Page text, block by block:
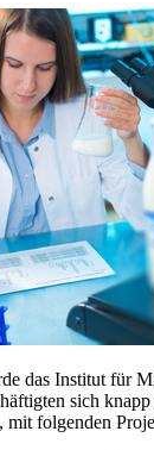
das Institut für
sich
folgenden